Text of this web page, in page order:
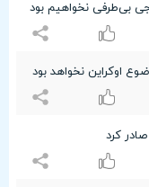
بی‌طرفی نخواهیم بود
اوکراین نخواهد بود
کرد